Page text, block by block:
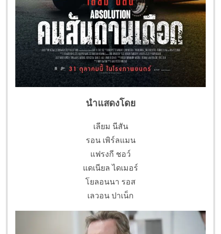
นำแสดงโดย
เลียม นีสัน
รอน เพิร์ลแมน
แฟรงกี ชอว์
แดเนียล ไดเมอร์
โยลอนนา รอส
เลวอน ปาเน็ก